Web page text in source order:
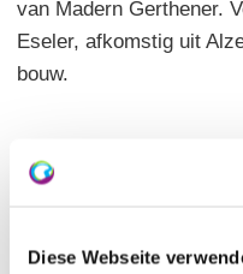
Diese Webseite
van Madern Gerthener.
Eseler, afkomstig uit
bouw.